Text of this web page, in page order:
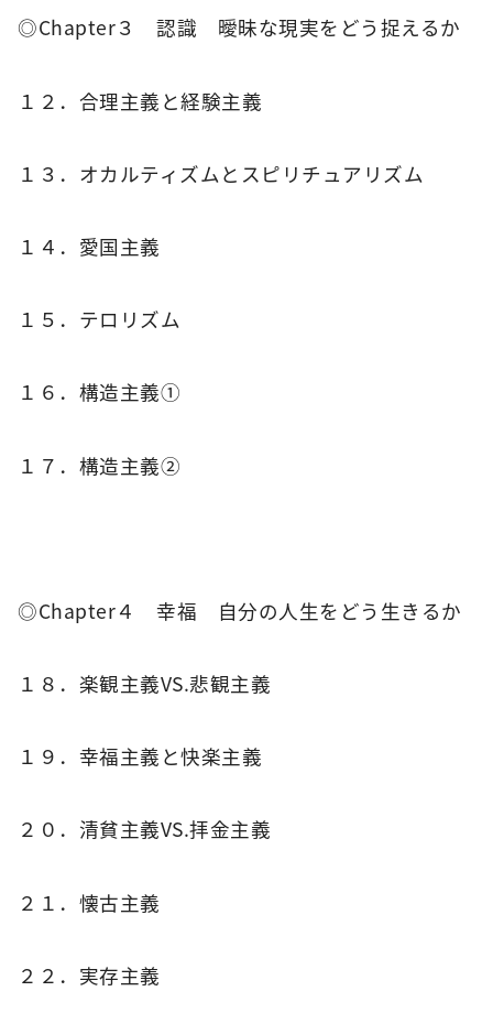
◎Chapter３ 認識 曖昧な現実をどう捉えるか
１２．合理主義と経験主義
１３．オカルティズムとスピリチュアリズム
１４．愛国主義
１５．テロリズム
１６．構造主義①
１７．構造主義②
◎Chapter４ 幸福 自分の人生をどう生きるか
１８．楽観主義VS.悲観主義
１９．幸福主義と快楽主義
２０．清貧主義VS.拝金主義
２１．懐古主義
２２．実存主義